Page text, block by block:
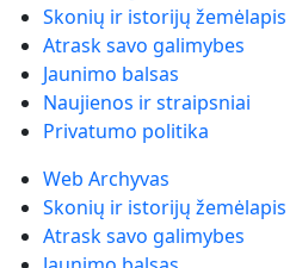
Skonių ir istorijų žemėlapis
Atrask savo galimybes
Jaunimo balsas
Naujienos ir straipsniai
Privatumo politika
Web Archyvas
Skonių ir istorijų žemėlapis
Atrask savo galimybes